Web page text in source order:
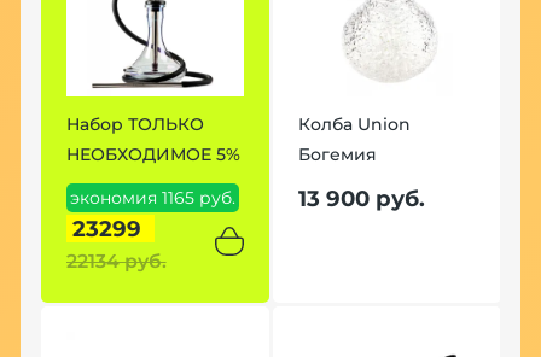
Набор ТОЛЬКО
НЕОБХОДИМОЕ 5%
экономия 1165 руб.
23299
22134 руб.
Колба Union
Богемия
13 900 руб.